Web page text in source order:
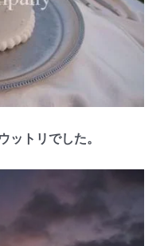
ットリでした。